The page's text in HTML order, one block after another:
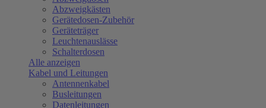
Abzweigkästen
Gerätedosen-Zubehör
Geräteträger
Leuchtenauslässe
Schalterdosen
Alle anzeigen
Kabel und Leitungen
Antennenkabel
Busleitungen
Datenleitungen